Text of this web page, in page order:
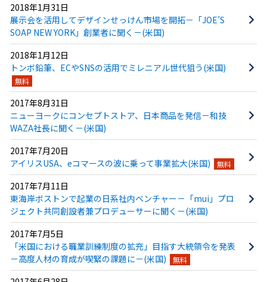
2018年1月31日
展示会を活用してデザインせっけん市場を開拓－「JOE’S
SOAP NEW YORK」創業者に聞く－(米国)
2018年1月12日
トンボ鉛筆、ECやSNSの活用でミレニアル世代狙う(米国)
無料
2017年8月31日
ニューヨークにコンセプトストア、日本商品を発信－和技
WAZA社長に聞く－(米国)
2017年7月20日
アイリスUSA、eコマースの波に乗って事業拡大(米国)
無料
2017年7月11日
東海岸ボストンで起業の日系社内ベンチャー－「mui」プロ
ジェクト共同創設者兼プロデューサーに聞く－(米国)
2017年7月5日
「米国における職業訓練制度の拡充」目指す大統領令を発表
－高度人材の育成が喫緊の課題に－(米国)
無料